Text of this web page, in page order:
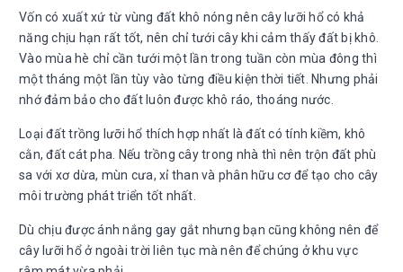
Vốn có xuất xứ từ vùng đất khô nóng nên cây lưỡi hổ có khả
năng chịu hạn rất tốt, nên chỉ tưới cây khi cảm thấy đất bị khô.
Vào mùa hè chỉ cần tưới một lần trong tuần còn mùa đông thì
một tháng một lần tùy vào từng điều kiện thời tiết. Nhưng phải
nhớ đảm bảo cho đất luôn được khô ráo, thoáng nước.
Loại đất trồng lưỡi hổ thích hợp nhất là đất có tính kiềm, khô
cằn, đất cát pha. Nếu trồng cây trong nhà thì nên trộn đất phù
sa với xơ dừa, mùn cưa, xỉ than và phân hữu cơ để tạo cho cây
môi trường phát triển tốt nhất.
Dù chịu được ánh nắng gay gắt nhưng bạn cũng không nên để
cây lưỡi hổ ở ngoài trời liên tục mà nên để chúng ở khu vực